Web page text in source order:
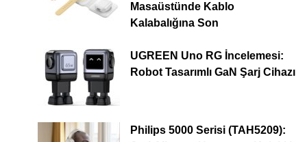
Masaüstünde Kablo
Kalabalığına Son
UGREEN Uno RG İncelemesi:
Robot Tasarımlı GaN Şarj Cihazı
Philips 5000 Serisi (TAH5209):